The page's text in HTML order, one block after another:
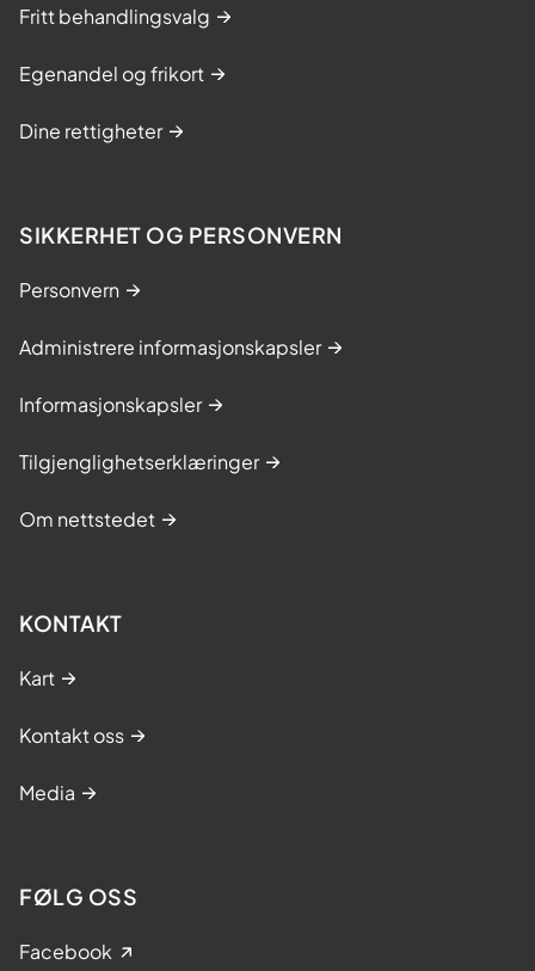
Fritt behandlingsvalg
Egenandel og frikort
Dine rettigheter
SIKKERHET OG PERSONVERN
Personvern
Administrere informasjonskapsler
Informasjonskapsler
Tilgjenglighetserklæringer
Om nettstedet
KONTAKT
Kart
Kontakt oss
Media
FØLG OSS
Facebook